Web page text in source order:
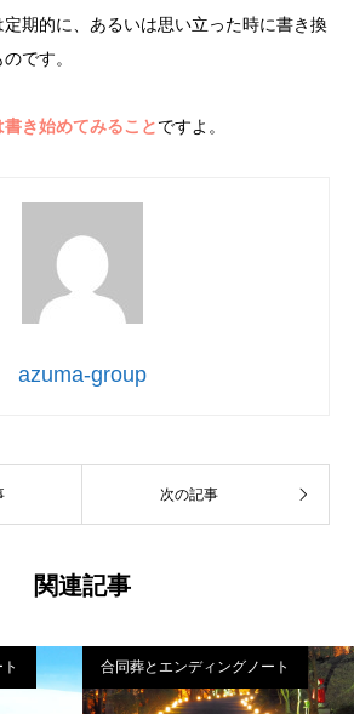
期的に、あるいは思い立った時に書き換
です。
き始めてみることですよ。
azuma-group
次の記事
関連記事
合同葬とエンディングノート